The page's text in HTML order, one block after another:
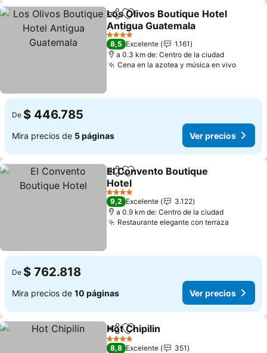
CompartirAgregar a favoritos
Los Olivos Boutique Hotel
Antigua Guatemala
4 Estrellas
8,5 Excelente
1.161
a 0.3 km de: Centro de la ciudad
Cena en la azotea y música en vivo
De $ 446.785
Mira precios de 5 páginas Ver precios
CompartirAgregar a favoritos
El Convento Boutique
Hotel
4 Estrellas
9,2 Excelente
3.122
a 0.9 km de: Centro de la ciudad
Restaurante elegante con terraza
De $ 762.818
Mira precios de 10 páginas Ver precios
CompartirAgregar a favoritos
Hot Chipilin
4 Estrellas
8,8 Excelente
351